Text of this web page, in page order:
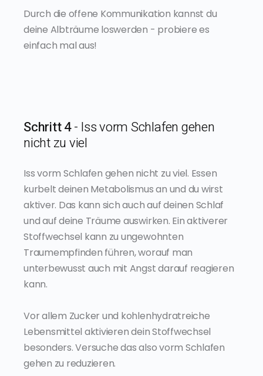
Durch die offene Kommunikation kannst du
deine Albträume loswerden - probiere es
einfach mal aus!
Schritt 4- Iss vorm Schlafen gehen
nicht zu viel
Iss vorm Schlafen gehen nicht zu viel. Essen
kurbelt deinen Metabolismus an und du wirst
aktiver. Das kann sich auch auf deinen Schlaf
und auf deine Träume auswirken. Ein aktiverer
Stoffwechsel kann zu ungewohnten
Traumempfinden führen, worauf man
unterbewusst auch mit Angst darauf reagieren
kann.
Vor allem Zucker und kohlenhydratreiche
Lebensmittel aktivieren dein Stoffwechsel
besonders. Versuche das also vorm Schlafen
gehen zu reduzieren.